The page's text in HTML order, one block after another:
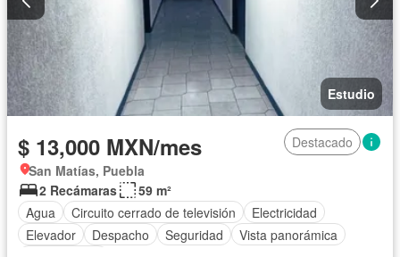
Estudio
$ 13,000 MXN/mes
Destacado
San Matías, Puebla
2 Recámaras
59 m²
Agua
Circuito cerrado de televisión
Electricidad
Elevador
Despacho Seguridad
Vista panorámica